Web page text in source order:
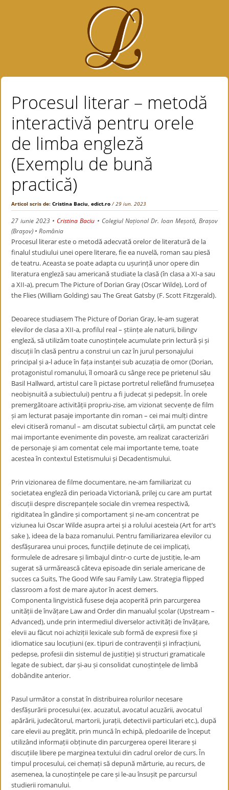
Procesul literar – metodă
interactivă pentru orele
de limba engleză
(Exemplu de bună
practică)
Articol scris de:Cristina Baciu,edict.ro / 29 iun. 2023
27 iunie 2023 •Cristina Baciu • Colegiul Național Dr. Ioan Meșotă, Brașov
(Braşov) • România
Procesul literar este o metodă adecvată orelor de literatură de la
finalul studiului unei opere literare, fie ea nuvelă, roman sau piesă
de teatru. Aceasta se poate adapta cu ușurință unor opere din
literatura engleză sau americană studiate la clasă (în clasa a XI-a sau
a XII-a), precum The Picture of Dorian Gray (Oscar Wilde), Lord of
the Flies (William Golding) sau The Great Gatsby (F. Scott Fitzgerald).
Deoarece studiasem The Picture of Dorian Gray, le-am sugerat
elevilor de clasa a XII-a, profilul real – științe ale naturii, bilingv
engleză, să utilizăm toate cunoștințele acumulate prin lectură și și
discuții în clasă pentru a construi un caz în jurul personajului
principal și a-l aduce în fața instanței sub acuzația de omor (Dorian,
protagonistul romanului, îl omoară cu sânge rece pe prietenul său
Basil Hallward, artistul care îi pictase portretul reliefând frumusețea
neobișnuită a subiectului) pentru a fi judecat și pedepsit. În orele
premergătoare activității propriu-zise, am vizionat secvențe de film
și am lecturat pasaje importante din roman – cei mai mulți dintre
elevi citiseră romanul – am discutat subiectul cărții, am punctat cele
mai importante evenimente din poveste, am realizat caracterizări
de personaje și am comentat cele mai importante teme, toate
acestea în contextul Estetismului și Decadentismului.
Prin vizionarea de filme documentare, ne-am familiarizat cu
societatea engleză din perioada Victoriană, prilej cu care am purtat
discuții despre discrepanțele sociale din vremea respectivă,
rigiditatea în gândire și comportament și ne-am concentrat pe
viziunea lui Oscar Wilde asupra artei și a rolului acesteia (Art for art’s
sake ), ideea de la baza romanului. Pentru familiarizarea elevilor cu
desfășurarea unui proces, funcțiile deținute de cei implicați,
formulele de adresare și limbajul dintr-o curte de justiție, le-am
sugerat să urmărească câteva episoade din seriale americane de
succes ca Suits, The Good Wife sau Family Law. Strategia flipped
classroom a fost de mare ajutor în acest demers.
Componenta lingvistică fusese deja acoperită prin parcurgerea
unității de învățare Law and Order din manualul școlar (Upstream –
Advanced), unde prin intermediul diverselor activități de învățare,
elevii au făcut noi achiziții lexicale sub formă de expresii fixe și
idiomatice sau locuțiuni (ex. tipuri de contravenții și infracțiuni,
pedepse, profesii din sistemul de justiție) și structuri gramaticale
legate de subiect, dar și-au și consolidat cunoștințele de limbă
dobândite anterior.
Pasul următor a constat în distribuirea rolurilor necesare
desfășurării procesului (ex. acuzatul, avocatul acuzării, avocatul
apărării, judecătorul, martorii, jurații, detectivii particulari etc.), după
care elevii au pregătit, prin muncă în echipă, pledoariile de început
utilizând informații obținute din parcurgerea operei literare și
discuțiile libere pe marginea textului din cadrul orelor de curs. În
timpul procesului, cei chemați să depună mărturie, au recurs, de
asemenea, la cunoștințele pe care și le-au însușit pe parcursul
studierii romanului.